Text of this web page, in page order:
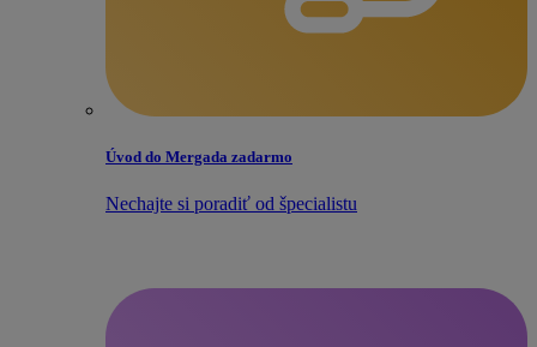
Úvod do Mergada zadarmo
Nechajte si poradiť od špecialistu